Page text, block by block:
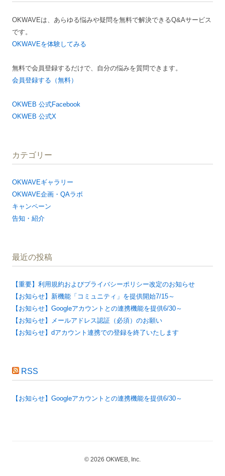
シ
ョ
OKWAVEは、あらゆる悩みや疑問を無料で解決できるQ&Aサービス
です。
OKWAVEを体験してみる
無料で会員登録するだけで、自分の悩みを質問できます。
会員登録する（無料）
OKWEB 公式Facebook
OKWEB 公式X
カテゴリー
OKWAVEギャラリー
OKWAVE企画・QAラボ
キャンペーン
告知・紹介
最近の投稿
【重要】利用規約およびプライバシーポリシー改定のお知らせ
【お知らせ】新機能「コミュニティ」を提供開始7/15～
【お知らせ】Googleアカウントとの連携機能を提供6/30～
【お知らせ】メールアドレス認証（必須）のお願い
【お知らせ】dアカウント連携での登録を終了いたします
RSS
【お知らせ】Googleアカウントとの連携機能を提供6/30～
© 2026 OKWEB, Inc.